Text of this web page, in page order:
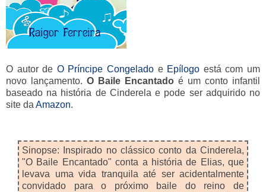
O autor de O Príncipe Congelado e Epílogo está com um
novo lançamento. O Baile Encantado é um conto infantil
baseado na história de Cinderela e pode ser adquirido no
site da Amazon.
Sinopse: Inspirado no clássico conto da Cinderela,
"O Baile Encantado" conta a história de Elias, que
levava uma vida tranquila até ser acidentalmente
convidado para o próximo baile do reino de